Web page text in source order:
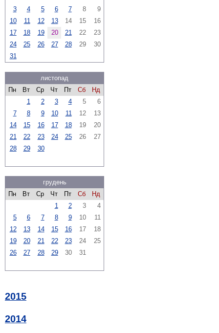
3
4 5 6 7 8
9
10
11 12 13 14 15
16
17
18 19 20 21 22
23
24
25 26 27 28 29
30
31
листопад
Пн
Вт Ср Чт Пт Сб
Нд
1
2 3 4 5
6
7
8 9 10 11 12
13
14
15 16 17 18 19
20
21
22 23 24 25 26
27
28
29 30
грудень
Пн
Вт Ср Чт Пт Сб
Нд
1
2 3
4
5
6 7 8 9 10
11
12
13 14 15 16 17
18
19
20 21 22 23 24
25
26
27 28 29 30 31
2015
2014